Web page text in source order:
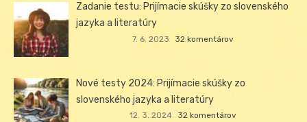
Zadanie testu: Prijímacie skúšky zo slovenského
jazyka a literatúry
7. 6. 2023 32 komentárov
Nové testy 2024: Prijímacie skúšky zo
slovenského jazyka a literatúry
12. 3. 2024 32 komentárov